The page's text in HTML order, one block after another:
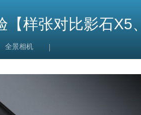
样张对比影石X5
全景相机